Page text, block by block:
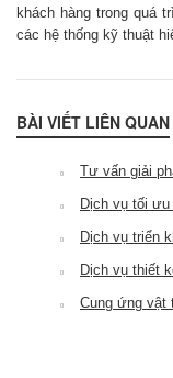
khách hàng trong quá
các hệ thống kỹ thuật
BÀI VIẾT LIÊN QUAN
Tư vấn giải
Dịch vụ tối
Dịch vụ triển
Dịch vụ thiết
Cung ứng vật